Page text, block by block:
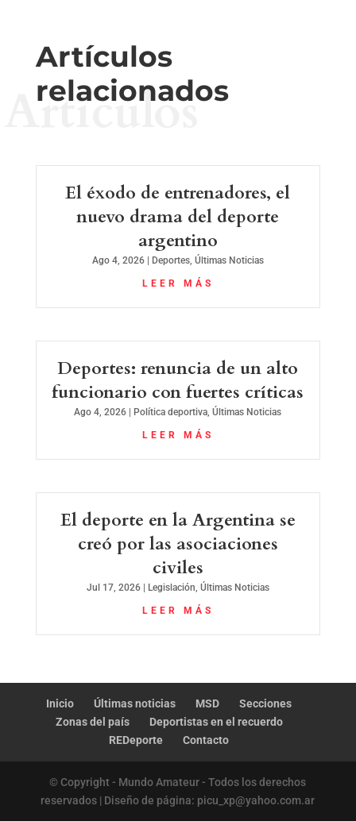
Artículos
relacionados
Artículos
El éxodo de entrenadores, el
nuevo drama del deporte
argentino
Ago 4, 2026| Deportes, Últimas Noticias
LEER MÁS
Deportes: renuncia de un alto
funcionario con fuertes críticas
Ago 4, 2026 Política deportiva,Últimas Noticias
LEER MÁS
El deporte en la Argentina se
creó por las asociaciones
civiles
Jul 17, 2026| Legislación, Últimas Noticias
LEER MÁS
Inicio Últimas noticias MSD
Secciones
Zonas del país
Deportistas en el recuerdo
REDeporte
Contacto
© Copyright - Mundo Amateur - Todos los derechos
reservados | Diseño de página: picu_xp@yahoo.com.ar